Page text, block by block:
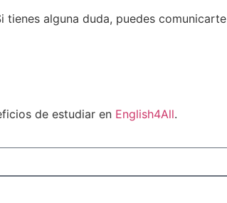
alguna duda, puedes comunicarte
de estudiar en English4All.